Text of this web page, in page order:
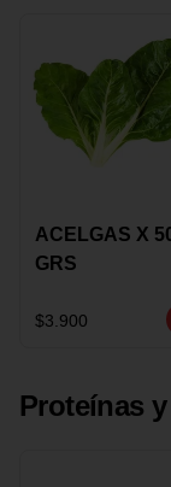
ACELGAS X
GRS
$3.900
Proteínas